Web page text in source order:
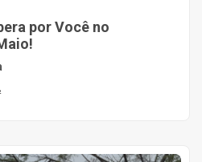
por Você no